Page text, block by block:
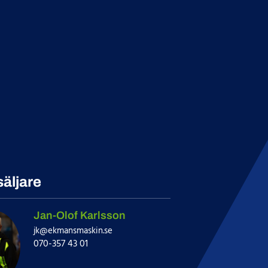
Jan-Olof Karlsson
jk@ekmansmaskin.se
070-357 43 01